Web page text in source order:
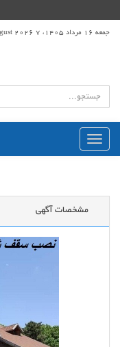
جمعه 16 مرداد 1405، 7 August 2026
منوی
اصلی
مشخصات آگهی